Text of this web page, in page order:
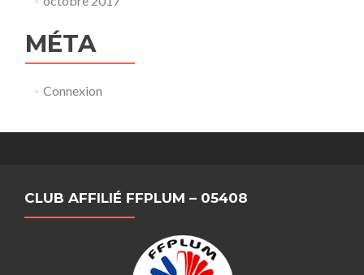
MÉTA
Connexion
CLUB AFFILIÉ FFPLUM – 05408